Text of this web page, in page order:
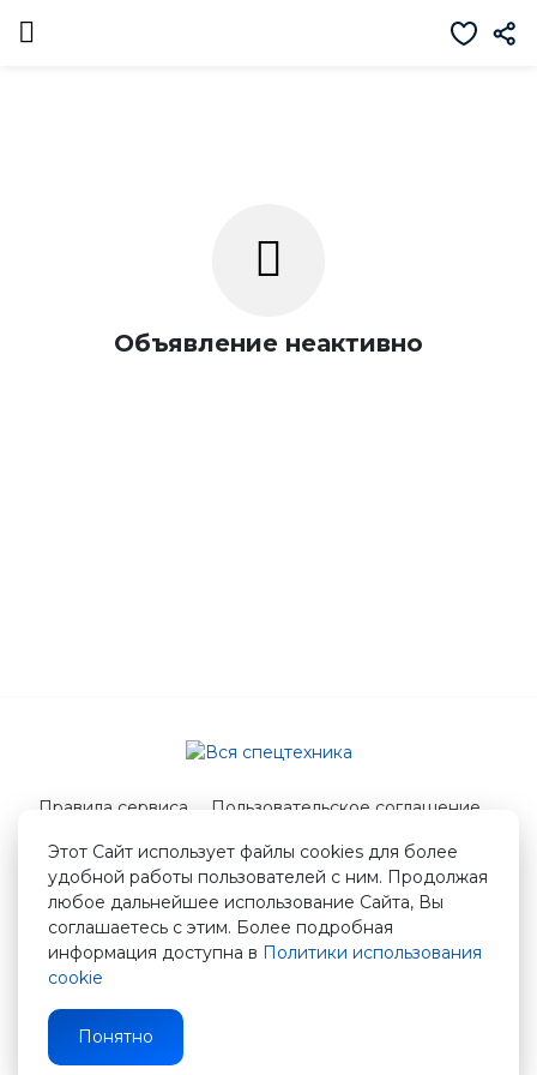
Объявление неактивно
Этот Сайт использует файлы cookies для более
удобной работы пользователей с ним. Продолжая
любое дальнейшее использование Сайта, Вы
соглашаетесь с этим. Более подробная
информация доступна в Политики использования
cookie
Понятно
Правила сервиса
Пользовательское соглашение
© 2026 Вся спецтехника
info@vstshop.ru